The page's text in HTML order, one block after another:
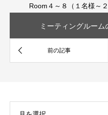
Room４～８（１名様
ミーティングルー